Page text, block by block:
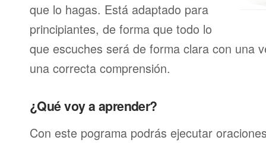
que lo hagas. Está adaptado para
principiantes, de forma que todo lo
que escuches será de forma clara con una
una correcta comprensión.
¿Qué voy a aprender?
Con este pograma podrás ejecutar